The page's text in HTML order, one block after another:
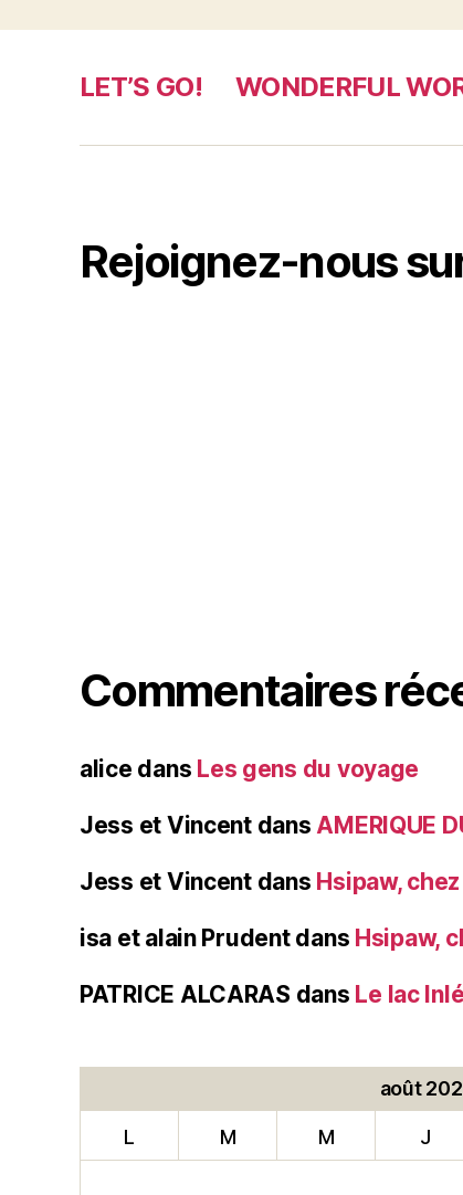
LET’S GO! WONDERFUL
Rejoignez-nous
Commentaires
alice dans Les gens du voyage
Jess et Vincentdans AMERIQUE
Jess et Vincentdans Hsipaw,
isa et alain Prudentdans Hsipaw,
PATRICE ALCARAS dans Le lac Inlé
août
L M M J